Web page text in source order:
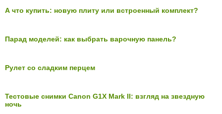
А что купить: новую плиту или встроенный комплект?
Парад моделей: как выбрать варочную панель?
Рулет со сладким перцем
Тестовые снимки Canon G1X Mark II: взгляд на звездную
ночь